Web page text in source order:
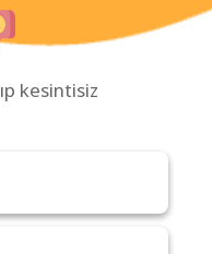
kesintisiz